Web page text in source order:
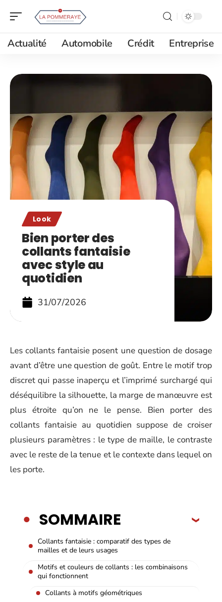
Actualité Automobile Crédit Entreprise
Look
Bien porter des
collants fantaisie
avec style au
quotidien
31/07/2026
Les collants fantaisie posent une question de dosage
avant d’être une question de goût. Entre le motif trop
discret qui passe inaperçu et l’imprimé surchargé qui
déséquilibre la silhouette, la marge de manœuvre est
plus étroite qu’on ne le pense. Bien porter des
collants fantaisie au quotidien suppose de croiser
plusieurs paramètres : le type de maille, le contraste
avec le reste de la tenue et le contexte dans lequel on
les porte.
SOMMAIRE
Collants fantaisie : comparatif des types de
mailles et de leurs usages
Motifs et couleurs de collants : les combinaisons
qui fonctionnent
Collants à motifs géométriques